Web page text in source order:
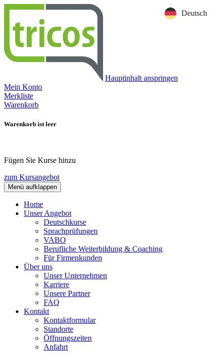
Hauptinhalt anspringen
Mein Konto
Merkliste
Warenkorb
Warenkorb ist leer
Fügen Sie Kurse hinzu
zum Kursangebot
Menü aufklappen
Home
Unser Angebot
Deutschkurse
Sprachprüfungen
VABO
Berufliche Weiterbildung & Coaching
Für Firmenkunden
Über uns
Unser Unternehmen
Karriere
Unsere Partner
FAQ
Kontakt
Kontaktformular
Standorte
Öffnungszeiten
Anfahrt
Deutsch